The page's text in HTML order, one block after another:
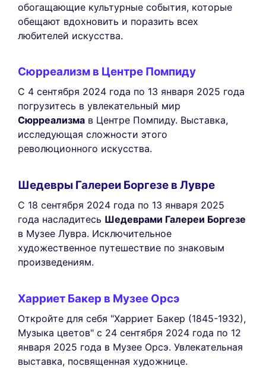
обогащающие культурные события, которые
обещают вдохновить и поразить всех
любителей искусства.
Сюрреализм в Центре Помпиду
С 4 сентября 2024 года по 13 января 2025 года
погрузитесь в увлекательный мир
Сюрреализма в Центре Помпиду. Выставка,
исследующая сложности этого
революционного искусства.
Шедевры Галереи Боргезе в Лувре
С 18 сентября 2024 года по 13 января 2025
года насладитесь Шедеврами Галереи Боргезе
в Музее Лувра. Исключительное
художественное путешествие по знаковым
произведениям.
Харриет Бакер в Музее Орсэ
Откройте для себя "Харриет Бакер (1845-1932),
Музыка цветов" с 24 сентября 2024 года по 12
января 2025 года в Музее Орсэ. Увлекательная
выставка, посвященная художнице.